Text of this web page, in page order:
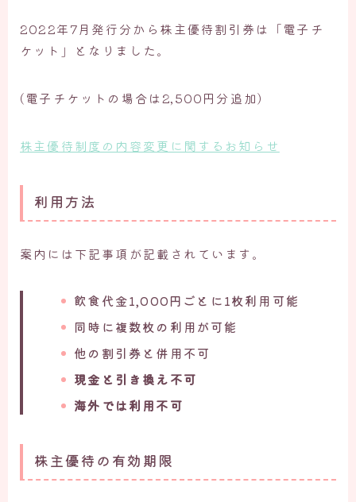
2022年7月発行分から株主優待割引券は「電子チ
ケット」となりました。
(電子チケットの場合は2,500円分追加)
株主優待制度の内容変更に関するお知らせ
利用方法
案内には下記事項が記載されています。
飲食代金1,000円ごとに1枚利用可能
同時に複数枚の利用が可能
他の割引券と併用不可
現金と引き換え不可
海外では利用不可
株主優待の有効期限